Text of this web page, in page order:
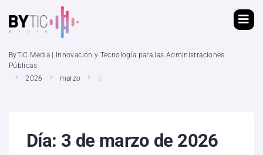
ByTIC Media | Innovación y Tecnología para las Administraciones
Públicas
2026
marzo 3
Día: 3 de marzo de 2026